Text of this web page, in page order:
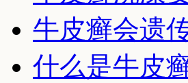
牛皮癣会遗
什么是牛皮